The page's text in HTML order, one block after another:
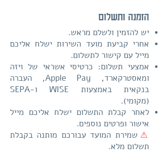
הזמנה ותשלום
יש להזמין ולשלם מראש.
אחרי קביעת מועד השירות ישלח אליכם
מייל עם קישור לתשלום.
אמצעי תשלום: כרטיסי אשראי של ויזה
ומאסטרקארד, Apple Pay, העברה
בנקאית באמצעות WISE
ו-SEPA
(מקומי).
לאחר קבלת התשלום ישלח אליכם מייל
אישור ופרטים נוספים.
⚠ שמירת המועד עבורכם מותנה בקבלת
תשלום מלא.